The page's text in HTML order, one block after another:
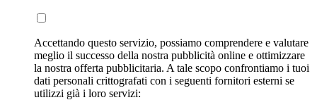
Accettando questo servizio, possiamo comprendere e valutare
meglio il successo della nostra pubblicità online e ottimizzare
la nostra offerta pubblicitaria. A tale scopo confrontiamo i tuoi
dati personali crittografati con i seguenti fornitori esterni se
utilizzi già i loro servizi: